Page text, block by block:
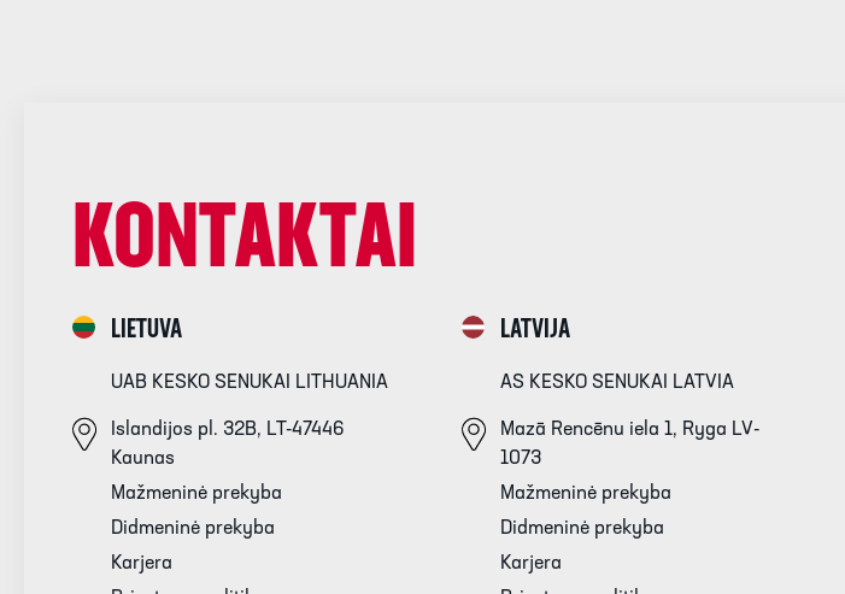
KONTAKTAI
LIETUVA
UAB KESKO SENUKAI LITHUANIA
Islandijos pl. 32B, LT-47446
Kaunas
Mažmeninė prekyba
Didmeninė prekyba
Karjera
LATVIJA
AS KESKO SENUKAI LATVIA
Mazā Rencēnu iela 1, Ryga LV-
1073
Mažmeninė prekyba
Didmeninė prekyba
Karjera